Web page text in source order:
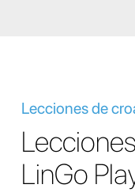
Lecciones de
LinGo